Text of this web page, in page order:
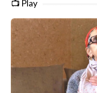
📺 Play